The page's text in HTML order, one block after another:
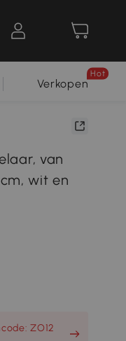
Verkopen
Hot
van
wit en
ZO12